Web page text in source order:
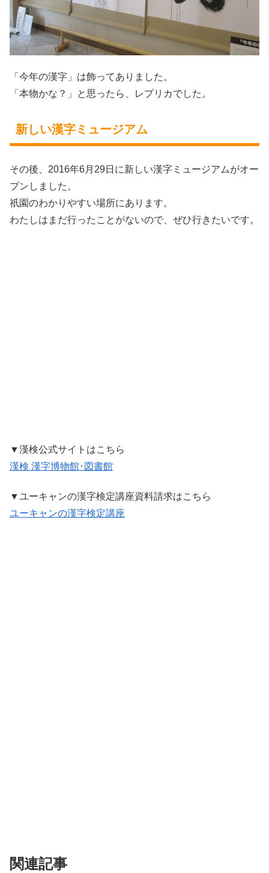
「今年の漢字」は飾ってありました。
「本物かな？」と思ったら、レプリカでした。
新しい漢字ミュージアム
その後、2016年6月29日に新しい漢字ミュージアムがオー
プンしました。
祇園のわかりやすい場所にあります。
わたしはまだ行ったことがないので、ぜひ行きたいです。
▼漢検公式サイトはこちら
漢検 漢字博物館･図書館
▼ユーキャンの漢字検定講座資料請求はこちら
ユーキャンの漢字検定講座
関連記事